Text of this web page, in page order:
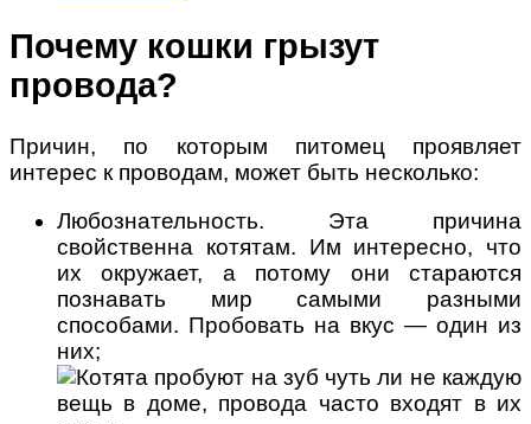
Почему кошки грызут
провода?
Причин, по которым питомец проявляет
интерес к проводам, может быть несколько:
Любознательность. Эта причина
свойственна котятам. Им интересно, что
их окружает, а потому они стараются
познавать мир самыми разными
способами. Пробовать на вкус — один из
них;